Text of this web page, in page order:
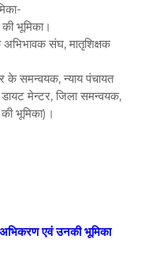
भूमिका।
अभिभावक संघ, मातृशिक्षक
के समन्वयक, न्याय पंचायत
मेन्टर, जिला समन्वयक,
की भूमिका)।
अभिकरण एवं उनकी भूमिका